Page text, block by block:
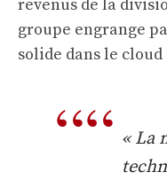
revenus de la
groupe engrange
solide dans le
« La